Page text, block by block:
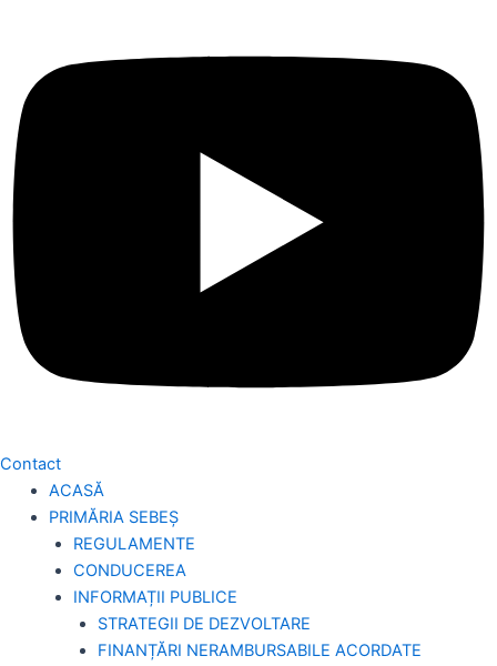
Contact
ACASĂ
PRIMĂRIA SEBEȘ
REGULAMENTE
CONDUCEREA
INFORMAȚII PUBLICE
STRATEGII DE DEZVOLTARE
FINANȚĂRI NERAMBURSABILE ACORDATE